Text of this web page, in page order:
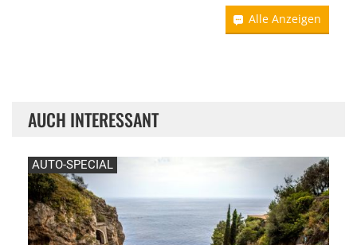
Alle Anzeigen
AUCH INTERESSANT
AUTO-SPECIAL